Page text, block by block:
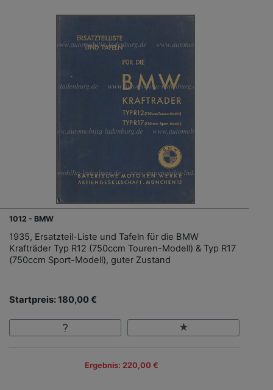
1012 - BMW
1935, Ersatzteil-Liste und Tafeln für die BMW
Krafträder Typ R12 (750ccm Touren-Modell) & Typ R17
(750ccm Sport-Modell), guter Zustand
Startpreis: 180,00 €
Ergebnis: 220,00 €